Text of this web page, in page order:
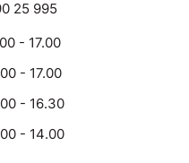
25 995
- 17.00
- 17.00
- 16.30
- 14.00